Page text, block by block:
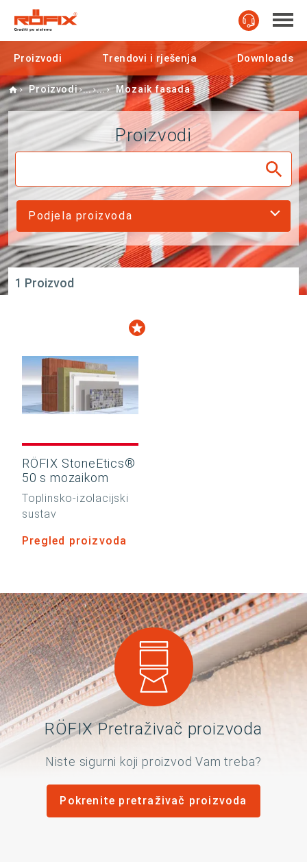
Proizvodi Trendovi i rješenja Downloads
Home
Proizvodi Mozaik fasada
Proizvodi
Podjela proizvoda
1 Proizvod
RÖFIX StoneEtics®
50 s mozaikom
Toplinsko-izolacijski
sustav
Pregled proizvoda
RÖFIX Pretraživač proizvoda
Niste sigurni koji proizvod Vam treba?
Pokrenite pretraživač proizvoda